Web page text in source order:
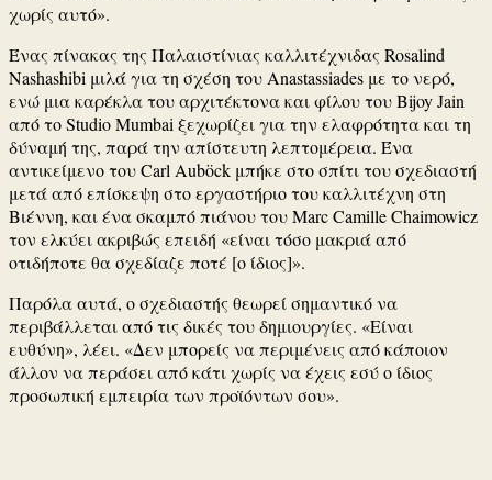
χωρίς αυτό».
Ένας πίνακας της Παλαιστίνιας καλλιτέχνιδας Rosalind
Nashashibi μιλά για τη σχέση του Anastassiades με το νερό,
ενώ μια καρέκλα του αρχιτέκτονα και φίλου του Bijoy Jain
από το Studio Mumbai ξεχωρίζει για την ελαφρότητα και τη
δύναμή της, παρά την απίστευτη λεπτομέρεια. Ένα
αντικείμενο του Carl Auböck μπήκε στο σπίτι του σχεδιαστή
μετά από επίσκεψη στο εργαστήριο του καλλιτέχνη στη
Βιέννη, και ένα σκαμπό πιάνου του Marc Camille Chaimowicz
τον ελκύει ακριβώς επειδή «είναι τόσο μακριά από
οτιδήποτε θα σχεδίαζε ποτέ [ο ίδιος]».
Παρόλα αυτά, ο σχεδιαστής θεωρεί σημαντικό να
περιβάλλεται από τις δικές του δημιουργίες. «Είναι
ευθύνη», λέει. «Δεν μπορείς να περιμένεις από κάποιον
άλλον να περάσει από κάτι χωρίς να έχεις εσύ ο ίδιος
προσωπική εμπειρία των προϊόντων σου».